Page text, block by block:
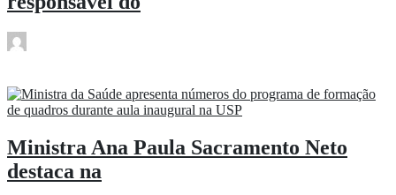
Ministra Ana Paula Sacramento Neto
destaca na